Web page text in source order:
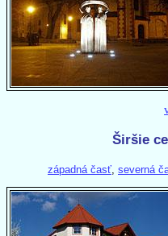
Širšie
západná časť severná